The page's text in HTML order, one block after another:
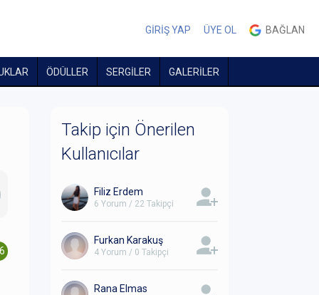
GİRİŞ YAP ÜYE OL BAĞLAN
ÖDÜLLER SERGİLER GALERİLER
Takip için Önerilen
Kullanıcılar
Filiz Erdem
6 Yorum / 22 Takipçi
Furkan Karakuş
4 Yorum / 0 Takipçi
Rana Elmas